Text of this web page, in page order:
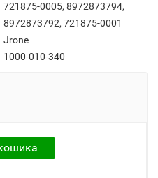
721875-0005, 8972873794,
8972873792, 721875-0001
Jrone
1000-010-340